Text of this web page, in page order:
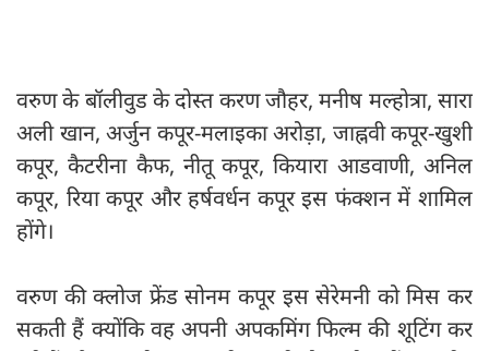
वरुण के बॉलीवुड के दोस्त करण जौहर, मनीष मल्होत्रा, सारा
अली खान, अर्जुन कपूर-मलाइका अरोड़ा, जाह्नवी कपूर-खुशी
कपूर, कैटरीना कैफ, नीतू कपूर, कियारा आडवाणी, अनिल
कपूर, रिया कपूर और हर्षवर्धन कपूर इस फंक्शन में शामिल
होंगे।
वरुण की क्लोज फ्रेंड सोनम कपूर इस सेरेमनी को मिस कर
सकती हैं क्योंकि वह अपनी अपकमिंग फिल्म की शूटिंग कर